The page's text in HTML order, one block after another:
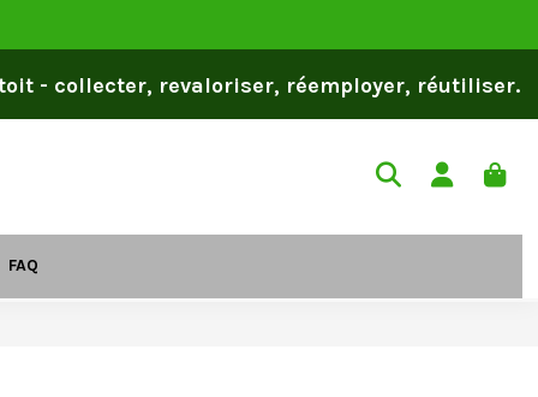
- collecter, revaloriser, réemployer, réutiliser.
FAQ